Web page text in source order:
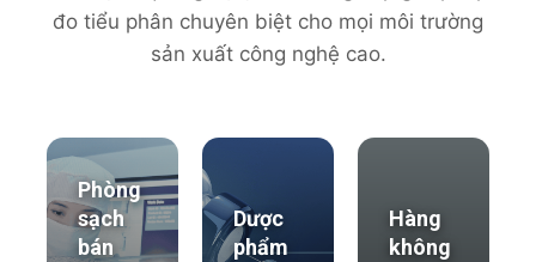
đo tiểu phân chuyên biệt cho mọi môi trường
sản xuất công nghệ cao.
Phòng
sạch
bán
Dược
phẩm
Hàng
không